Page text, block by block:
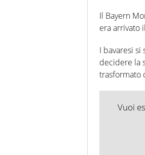
Il Bayern
era arrivato
I bavaresi
decidere la
trasformato
Vuoi